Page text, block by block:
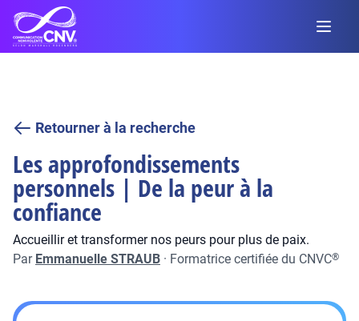
Retourner à la recherche
Les approfondissements
personnels | De la peur à la
confiance
Accueillir et transformer nos peurs pour plus de paix.
Par Emmanuelle STRAUB · Formatrice certifiée du CNVC®